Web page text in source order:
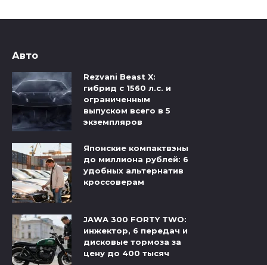
Авто
Rezvani Beast X:
гибрид с 1560 л.с. и
ограниченным
выпуском всего в 5
экземпляров
Японские компактвэны
до миллиона рублей: 6
удобных альтернатив
кроссоверам
JAWA 300 FORTY TWO:
инжектор, 6 передач и
дисковые тормоза за
цену до 400 тысяч